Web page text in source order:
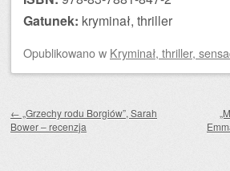
Gatunek: kryminał, thriller
Opublikowanow Kryminał, thriller,
← „Grzechy rodu Borgiów”, Sarah
Bower – recenzja